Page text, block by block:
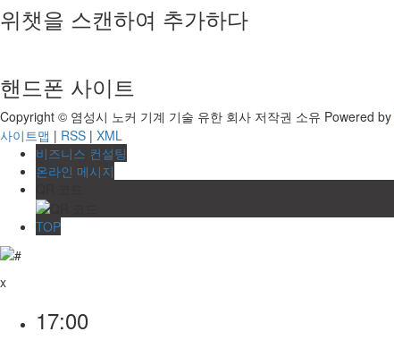
위챗을 스캔하여 추가하다
핸드폰 사이트
Copyright © 염성시 노커 기계 기술 유한 회사 저작권 소유 Powered by
사이트맵 | RSS | XML
비즈니스 컨설팅
온라인 메시지
TOP
x
17:00